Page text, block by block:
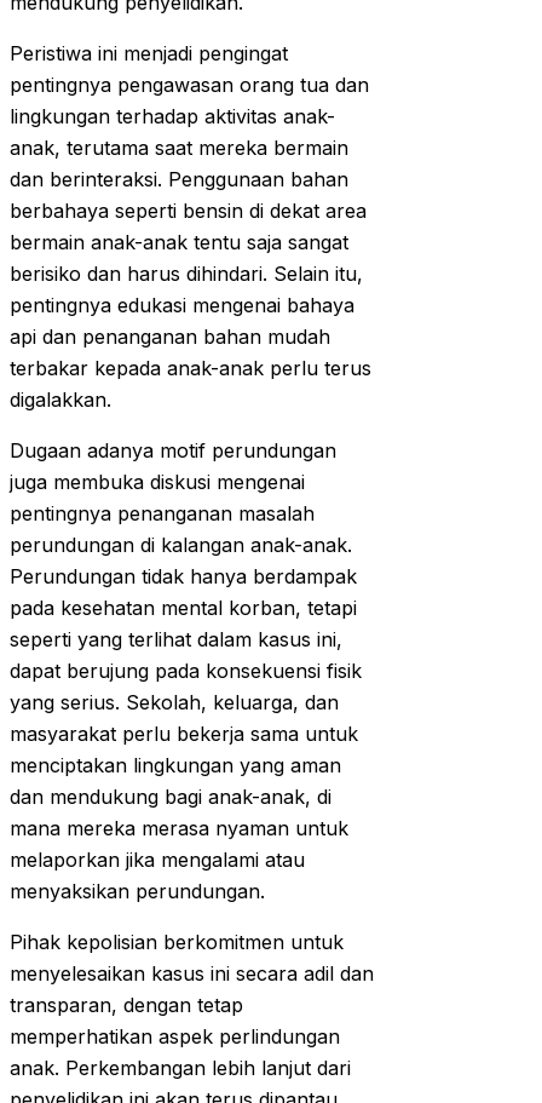
Peristiwa ini menjadi pengingat
pentingnya pengawasan orang tua dan
lingkungan terhadap aktivitas anak-
anak, terutama saat mereka bermain
dan berinteraksi. Penggunaan bahan
berbahaya seperti bensin di dekat area
bermain anak-anak tentu saja sangat
berisiko dan harus dihindari. Selain itu,
pentingnya edukasi mengenai bahaya
api dan penanganan bahan mudah
terbakar kepada anak-anak perlu terus
digalakkan.
Dugaan adanya motif perundungan
juga membuka diskusi mengenai
pentingnya penanganan masalah
perundungan di kalangan anak-anak.
Perundungan tidak hanya berdampak
pada kesehatan mental korban, tetapi
seperti yang terlihat dalam kasus ini,
dapat berujung pada konsekuensi fisik
yang serius. Sekolah, keluarga, dan
masyarakat perlu bekerja sama untuk
menciptakan lingkungan yang aman
dan mendukung bagi anak-anak, di
mana mereka merasa nyaman untuk
melaporkan jika mengalami atau
menyaksikan perundungan.
Pihak kepolisian berkomitmen untuk
menyelesaikan kasus ini secara adil dan
transparan, dengan tetap
memperhatikan aspek perlindungan
anak. Perkembangan lebih lanjut dari